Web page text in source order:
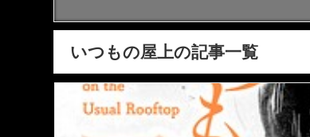
いつもの屋上の記事一覧